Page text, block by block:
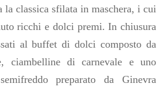
la classica sfilata in maschera, i cui
ricchi e dolci premi. In chiusura
al buffet di dolci composto da
ciambelline di carnevale e uno
preparato da Ginevra